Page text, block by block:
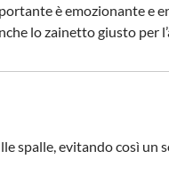
è emozionante e
lo zainetto giusto per
spalle, evitando così un